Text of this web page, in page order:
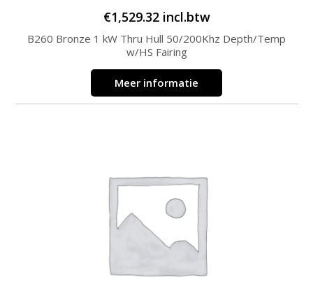
€1,529.32 incl.btw
B260 Bronze 1 kW Thru Hull 50/200Khz Depth/Temp
w/HS Fairing
Meer informatie